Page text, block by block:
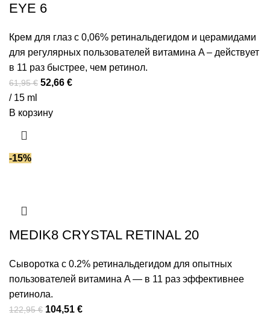
EYE 6
Крем для глаз с 0,06% ретинальдегидом и церамидами
для регулярных пользователей витамина A – действует
в 11 раз быстрее, чем ретинол.
61,95€ 52,66 €
/ 15 ml
В корзину
-15%
MEDIK8 CRYSTAL RETINAL 20
Сыворотка с 0.2% ретинальдегидом для опытных
пользователей витамина A — в 11 раз эффективнее
ретинола.
122,95€ 104,51 €